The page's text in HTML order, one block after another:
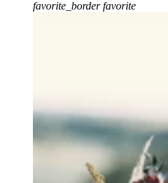
favorite_border favorite